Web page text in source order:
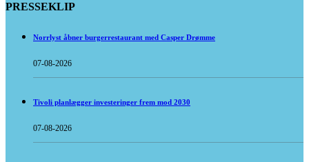
PRESSEKLIP
Norrlyst åbner burgerrestaurant med Casper Drømme
07-08-2026
Tivoli planlægger investeringer frem mod 2030
07-08-2026